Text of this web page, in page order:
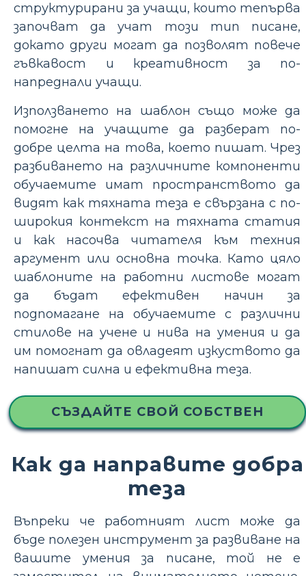
структурирани за учащи, които тепърва
започват да учат този тип писане,
докато други могат да позволят повече
гъвкавост и креативност за по-
напреднали учащи.
Използването на шаблон също може да
помогне на учащите да разберат по-
добре целта на това, което пишат. Чрез
разбиването на различните компоненти
обучаемите имат пространството да
видят как тяхната теза е свързана с по-
широкия контекст на тяхната статия
и как насочва читателя към техния
аргумент или основна точка. Като цяло
шаблоните на работни листове могат
да бъдат ефективен начин за
подпомагане на обучаемите с различни
стилове на учене и нива на умения и да
им помогнат да овладеят изкуството да
напишат силна и ефективна теза.
СЪЗДАЙТЕ СВОЙ СОБСТВЕН
Как да направите добра
теза
Въпреки че работният лист може да
бъде полезен инструмент за развиване на
вашите умения за писане, той не е